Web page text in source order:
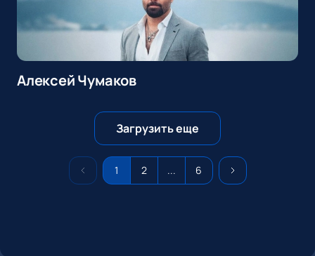
Алексей Чумаков
Загрузить еще
1 2 ... 6